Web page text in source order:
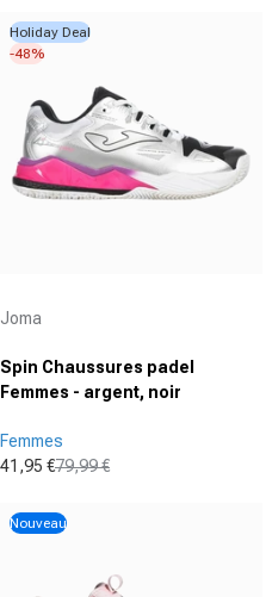
Holiday Deal
-48%
Joma
Spin Chaussures padel
Femmes - argent, noir
Femmes
Prix promotionnel
41,95 €
Prix normal
79,99 €
Nouveau